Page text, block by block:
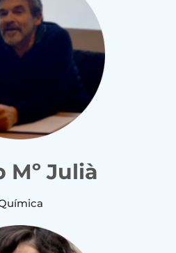
Mº Julià